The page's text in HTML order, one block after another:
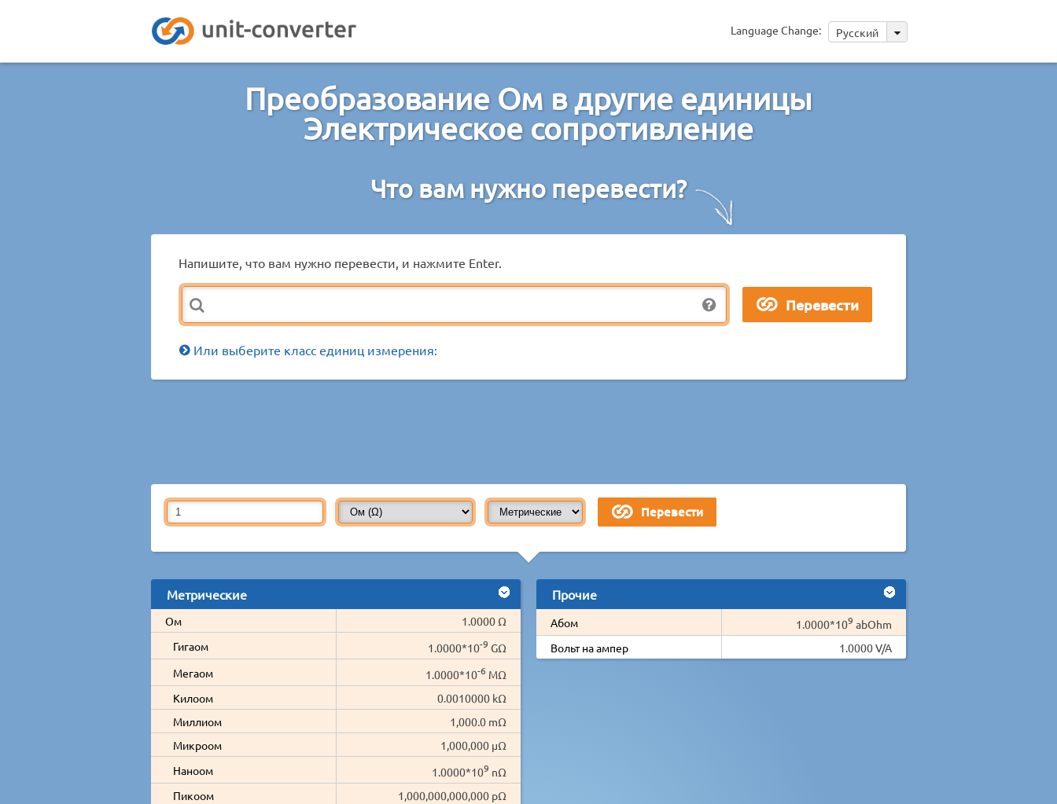
Language Change: Русский
Преобразование Ом в другие единицы
Электрическое сопротивление
Что вам нужно перевести?
Напишите, что вам нужно перевести, и нажмите Enter.
Или выберите класс единиц измерения:
Метрические
Ом
1.0000 Ω
Гигаом
1.0000*10-9 GΩ
Мегаом
1.0000*10-6 MΩ
Килоом
0.0010000 kΩ
Миллиом
1,000.0 mΩ
Микроом
1,000,000 µΩ
Наноом
1.0000*109 nΩ
Пикоом
1,000,000,000,000 pΩ
Прочие
Абом 1.0000*109 abOhm
Вольт на ампер
1.0000 V/A